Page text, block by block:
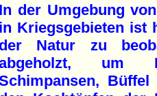
In der Umgebung
in Kriegsgebieten ist
der Natur zu
um